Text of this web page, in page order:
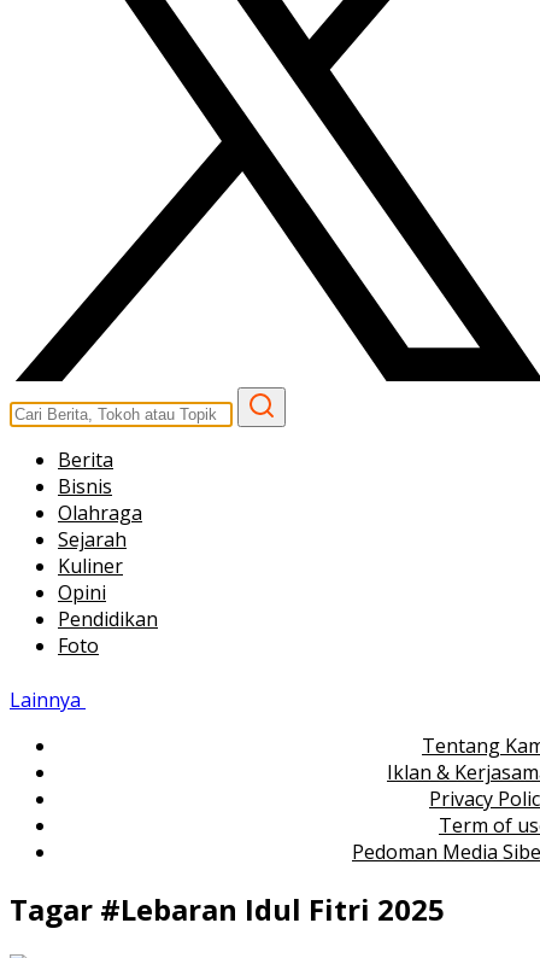
Berita
Bisnis
Olahraga
Sejarah
Kuliner
Opini
Pendidikan
Foto
Lainnya
Tentang
Iklan &
Privacy
Term of
Pedoman Media
Tagar #Lebaran Idul Fitri 2025